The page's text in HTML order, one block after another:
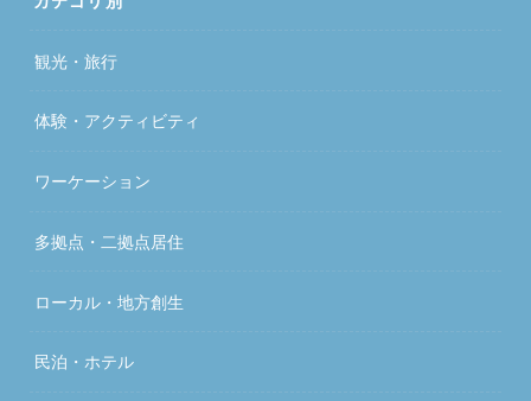
観光・旅行
体験・アクティビティ
ワーケーション
多拠点・二拠点居住
ローカル・地方創生
民泊・ホテル